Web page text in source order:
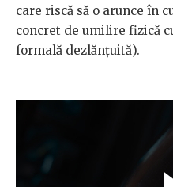
care riscă să o arunce în
concret de umilire fizică
formală dezlănțuită).